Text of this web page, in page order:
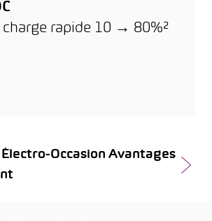
charge rapide 10 → 80%²
Électro-Occasion Avantages